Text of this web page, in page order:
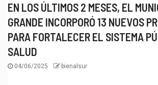
EN LOS ÚLTIMOS 2 MESES, EL
GRANDE INCORPORÓ 13 NUEVOS
PARA FORTALECER EL SISTEMA
SALUD
04/06/2025 bienalsur